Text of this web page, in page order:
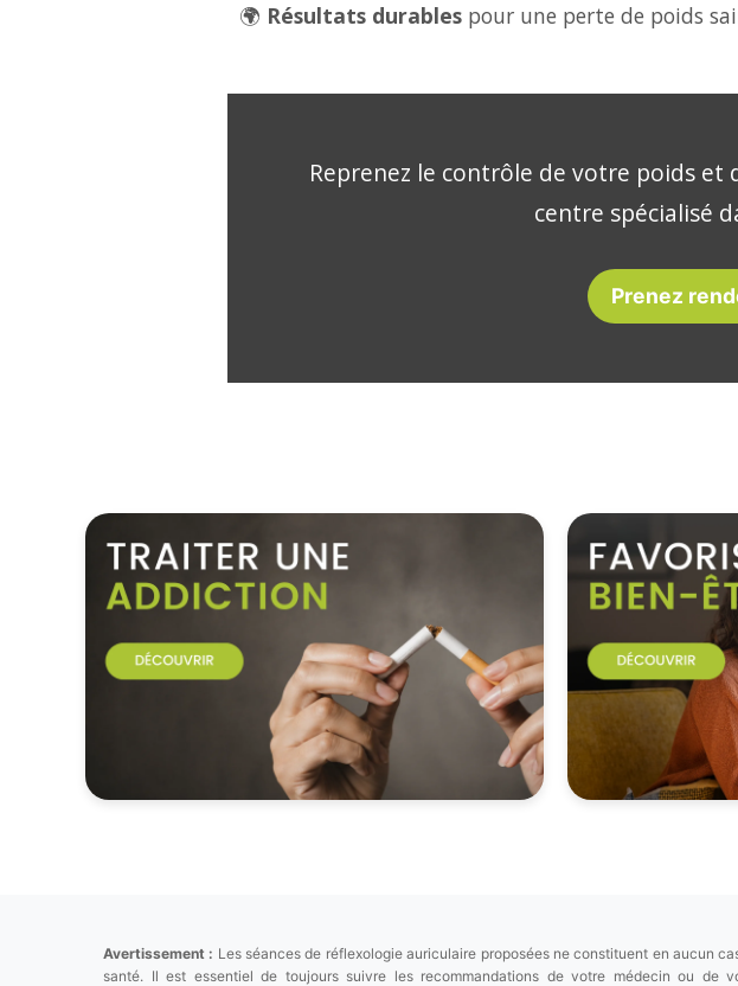
🌍 Résultats durables pour une perte de poids
Reprenez le contrôle de votre poids
centre spécialisé
Prenez
Avertissement : Les séances de réflexologie auriculaire proposées ne constituent en aucun
santé. Il est essentiel de toujours suivre les recommandations de votre médecin ou de